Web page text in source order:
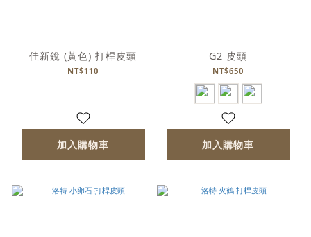
佳新銳 (黃色) 打桿皮頭
NT$110
加入購物車
G2 皮頭
NT$650
加入購物車